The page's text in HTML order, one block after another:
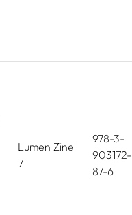
Lumen Zine
7
978-3-
903172-
87-6